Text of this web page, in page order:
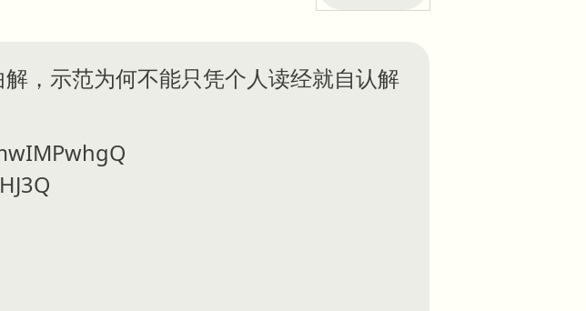
，示范为何不能只凭个人读经就自认解